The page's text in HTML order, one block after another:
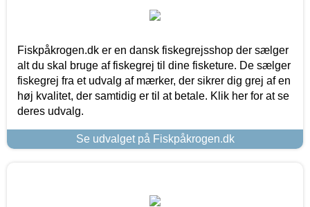
Fiskpåkrogen.dk er en dansk fiskegrejsshop der sælger
alt du skal bruge af fiskegrej til dine fisketure. De sælger
fiskegrej fra et udvalg af mærker, der sikrer dig grej af en
høj kvalitet, der samtidig er til at betale. Klik her for at se
deres udvalg.
Se udvalget på Fiskpåkrogen.dk